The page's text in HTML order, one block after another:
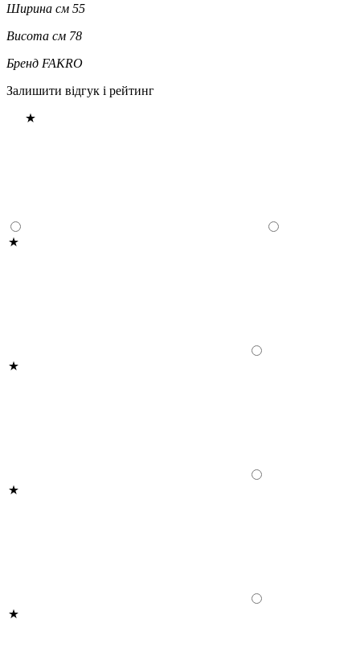
Ширина см 55
Висота см 78
Бренд FAKRO
Залишити відгук і рейтинг